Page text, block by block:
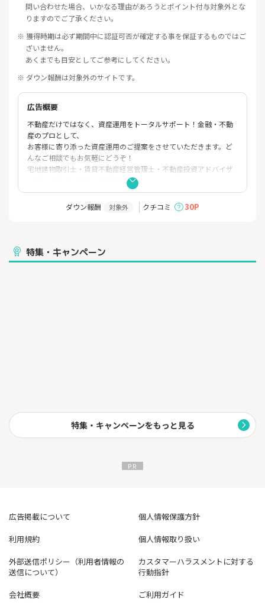
問い合わせた場合、いかなる理由があろうとポイント付与対象外とな
りますのでご了承ください。
※ 獲得時期は必ず期間中に認証可否が確定する事を保証するものではご
ざいません。
あくまでも目安としてご参考にしてください。
※ ダウン報酬は対象外のサイトです。
広告概要
不動産だけではなく、資産運用をトータルサポート！金融・不動
産のプロとして、
お客様に寄り添った資産運用のご提案をさせていただきます。ど
んなご相談でもお気軽にどうぞ！
宅地建物取引士・賃貸不動産経営管理士・不動産投資アドバイザ
ー等の不動産に関する有資格者の他、
公認会計士・税理士・ファイナンシャルプランナーなどお金のプ
ロも在籍しております。不動産投資だけではなく、
資産形成のトータルプランニングも可能です。
ダウン報酬 対象外 クチコミ 30P
特集・キャンペーン
特集・キャンペーンをもっと見る
広告掲載について
個人情報保護方針
利用規約
個人情報取り扱い
外部送信ポリシー（利用者情報の
送信について）
カスタマーハラスメントに対する
行動指針
会社概要
ご利用ガイド